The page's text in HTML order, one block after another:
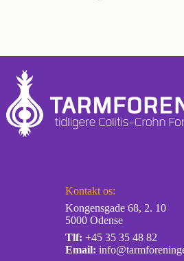
Kontakt os:
Kongensgade 68, 2. 10
5000 Odense
Tlf: +45 35 35 48 82
Email: